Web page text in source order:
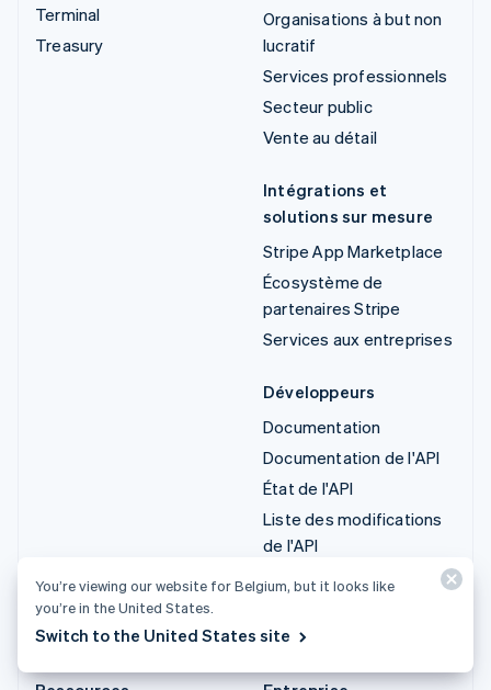
Terminal
Treasury
Organisations à but non
lucratif
Services professionnels
Secteur public
Vente au détail
Intégrations et
solutions sur mesure
Stripe App Marketplace
Écosystème de
partenaires Stripe
Services aux entreprises
Développeurs
Documentation
Documentation de l'API
État de l'API
Liste des modifications
de l'API
Blog du développeur
You’re viewing our website for Belgium, but it looks like
you’re in the United States.
Switch to the United States site